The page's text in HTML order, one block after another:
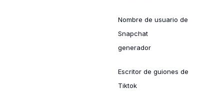
Nombre de usuario de
Snapchat
generador
Escritor de guiones de
Tiktok